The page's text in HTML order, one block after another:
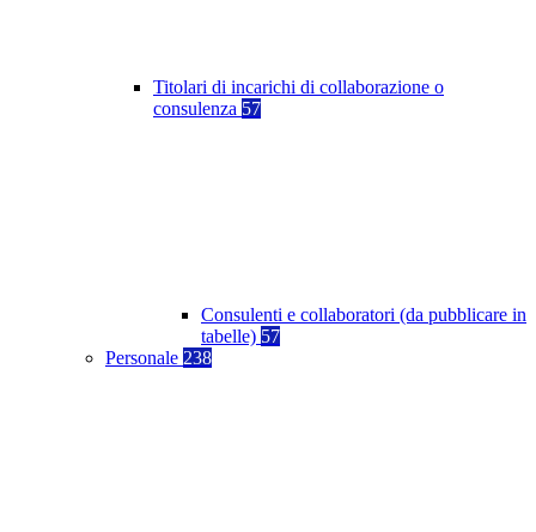
Titolari di incarichi di collaborazione o
consulenza 57
Consulenti e collaboratori (da pubblicare in
tabelle) 57
Personale 238